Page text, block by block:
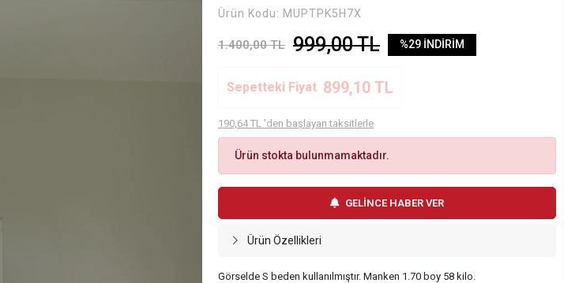
Ürün Kodu: MUPTPK5H7X
1.400,00 TL 999,00 TL %29 İNDİRİM
Sepetteki Fiyat 899,10 TL
190,64 TL 'den başlayan taksitlerle
Ürün stokta bulunmamaktadır.
GELİNCE HABER VER
Ürün Özellikleri
Görselde S beden kullanılmıştır. Manken 1.70 boy 58 kilo.